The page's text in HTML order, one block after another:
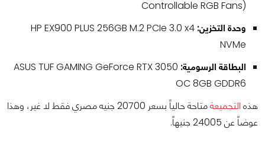
Controllable RGB Fans)
وحدة التخزين: HP EX900 PLUS 256GB M.2 PCIe 3.0 x4
NVMe
البطاقة الرسومية: ASUS TUF GAMING GeForce RTX 3050
OC 8GB GDDR6
هذهالتجميعة
متاحة حالياً بسعر 20700 جنيه مصري فقط لا غير، وهذا
عوضاً عن 24005 جنيهاً.